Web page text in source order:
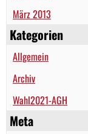
März 2013
Kategorien
Allgemein
Archiv
Wahl2021-AGH
Meta